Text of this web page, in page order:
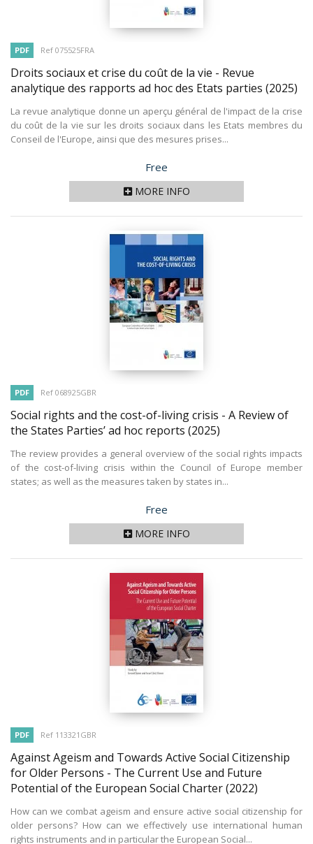
PDF Ref 075525FRA
Droits sociaux et crise du coût de la vie - Revue
analytique des rapports ad hoc des Etats parties (2025)
La revue analytique donne un aperçu général de l'impact de la crise
du coût de la vie sur les droits sociaux dans les Etats membres du
Conseil de l'Europe, ainsi que des mesures prises...
Price
Free
MORE INFO
PDF Ref 068925GBR
Social rights and the cost-of-living crisis - A Review of
the States Parties’ ad hoc reports (2025)
The review provides a general overview of the social rights impacts
of the cost-of-living crisis within the Council of Europe member
states; as well as the measures taken by states in...
Price
Free
MORE INFO
PDF Ref 113321GBR
Against Ageism and Towards Active Social Citizenship
for Older Persons - The Current Use and Future
Potential of the European Social Charter(2022)
How can we combat ageism and ensure active social citizenship for
older persons? How can we effectively use international human
rights instruments and in particular the European Social...